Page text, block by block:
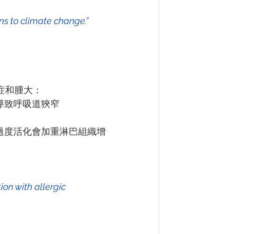
腫大：
致呼吸道狹窄
度活化會加重淋巴組織增
with allergic